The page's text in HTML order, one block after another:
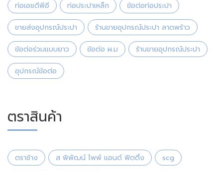
ท่อเอชดีพีอี ท่อประปาเหล็ก ข้อต่อท่อประปา
ขายส่งอุปกรณ์ประปา ร้านขายอุปกรณ์ประปา ลาดพร้าว
ข้อต่อร่วมแบบยาว ข้อต่อ ผ.ม ร้านขายอุปกรณ์ประปา
อุปกรณ์ข้อต่อ
ตราสินค้า
ตราช้าง ส พิพัฒน์ ไพพ์ แอนด์ ฟิตติ้ง scg